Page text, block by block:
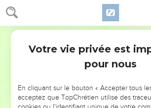
Lamentations 3
55 J'ai fait appel à ton nom, Eternel, au
Tu as entendu ma voix : ne bouche pas
demande de délivrance, à mon appel au
Le jour où j’ai fait appel à toi, tu t'es
Seigneur, tu as défendu ma cause, tu
Eternel, tu as vu le tort qu’on m’a fait :
Votre vie privée est
pour nous
En cliquant sur le bouton « Accepter tous
acceptez que TopChrétien utilise des